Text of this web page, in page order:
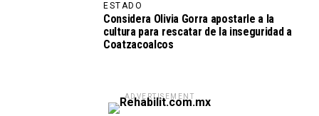
ESTADO
Considera Olivia Gorra apostarle a la
cultura para rescatar de la inseguridad a
Coatzacoalcos
ADVERTISEMENT